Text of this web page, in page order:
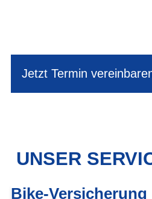
Jetzt Termin
UNSER
Bike-Versicherung